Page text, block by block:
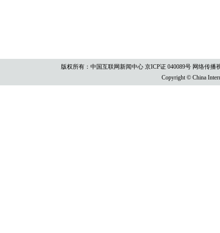
版权所有：中国互联网新闻中心 京ICP证 040089号 网络传播
Copyright © China